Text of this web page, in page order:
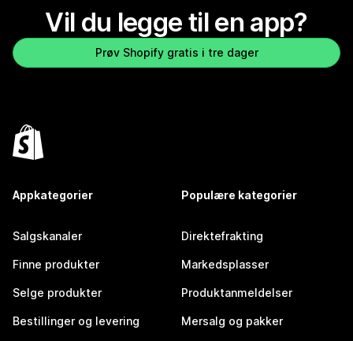
Vil du legge til en app?
Prøv Shopify gratis i tre dager
Appkategorier
Salgskanaler
Finne produkter
Selge produkter
Bestillinger og levering
Populære kategorier
Direktefrakting
Markedsplasser
Produktanmeldelser
Mersalg og pakker